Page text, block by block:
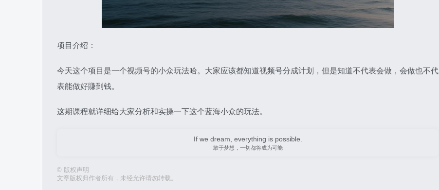
项目介绍：
今天这个项目是一个视频号的小众玩法哈。大家应该都知道视频号分成计划，但是知道不代表会做，会做也不代
表能做好賺到钱。
这期课程就详细给大家分析和实操一下这个蓝海小众的玩法。
If we dream, everything is possible.
敢于梦想，一切都将成为可能
© 版权声明
文章版权归作者所有，未经允许请勿转载。